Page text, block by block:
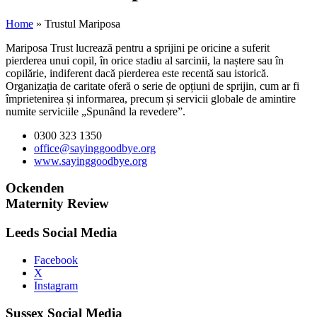
Home » Trustul Mariposa
Mariposa Trust lucrează pentru a sprijini pe oricine a suferit
pierderea unui copil, în orice stadiu al sarcinii, la naștere sau în
copilărie, indiferent dacă pierderea este recentă sau istorică.
Organizația de caritate oferă o serie de opțiuni de sprijin, cum ar fi
împrietenirea și informarea, precum și servicii globale de amintire
numite serviciile „Spunând la revedere”.
0300 323 1350
office@sayinggoodbye.org
www.sayinggoodbye.org
Ockenden
Maternity Review
Leeds Social Media
Facebook
X
Instagram
Sussex Social Media